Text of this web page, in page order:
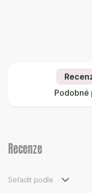
Podobné
Recenze
Seřadit podle